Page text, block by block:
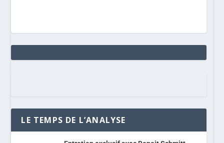
LE TEMPS DE L’ANALYSE